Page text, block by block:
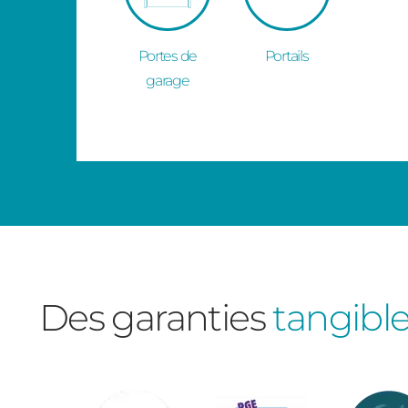
Portes de
garage
Portails
Des garanties